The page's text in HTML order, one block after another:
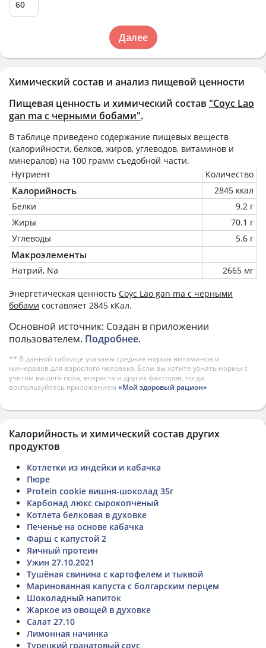
Химический состав и анализ пищевой ценности
Пищевая ценность и химический состав "Соус Lao
gan ma с черными бобами".
В таблице приведено содержание пищевых веществ
(калорийности, белков, жиров, углеводов, витаминов и
минералов) на 100 грамм съедобной части.
Нутриент
Количество
Калорийность
2845 ккал
Белки
9.2 г
Жиры
70.1 г
Углеводы
5.6 г
Макроэлементы
Натрий, Na 2665 мг
Энергетическая ценность Соус Lao gan ma с черными
бобами составляет 2845 кКал.
Основной источник: Создан в приложении
пользователем. Подробнее.
** В данной таблице указаны средние нормы витаминов и
минералов для взрослого человека. Если вы хотите узнать нормы с
учетом вашего пола, возраста и других факторов, тогда
воспользуйтесь приложением «Мой здоровый рацион».
Далее
Калорийность и химический состав других
продуктов
Котлетки из индейки и кабачка
Пюре
Protein cookie вишня-шоколад 35г
Карбонад люкс сырокопченый
Котлета белковая в духовке
Печенье на основе кабачка
Фарш с капустой 2
Яичный протеин
Ужин 27.10.2021
Тушёная свинина с картофелем и тыквой
Маринованная капуста с болгарским перцем
Шоколадный напиток
Жаркое из овощей в духовке
Салат 27.10
Лимонная начинка
Турецкий гранатовый соус